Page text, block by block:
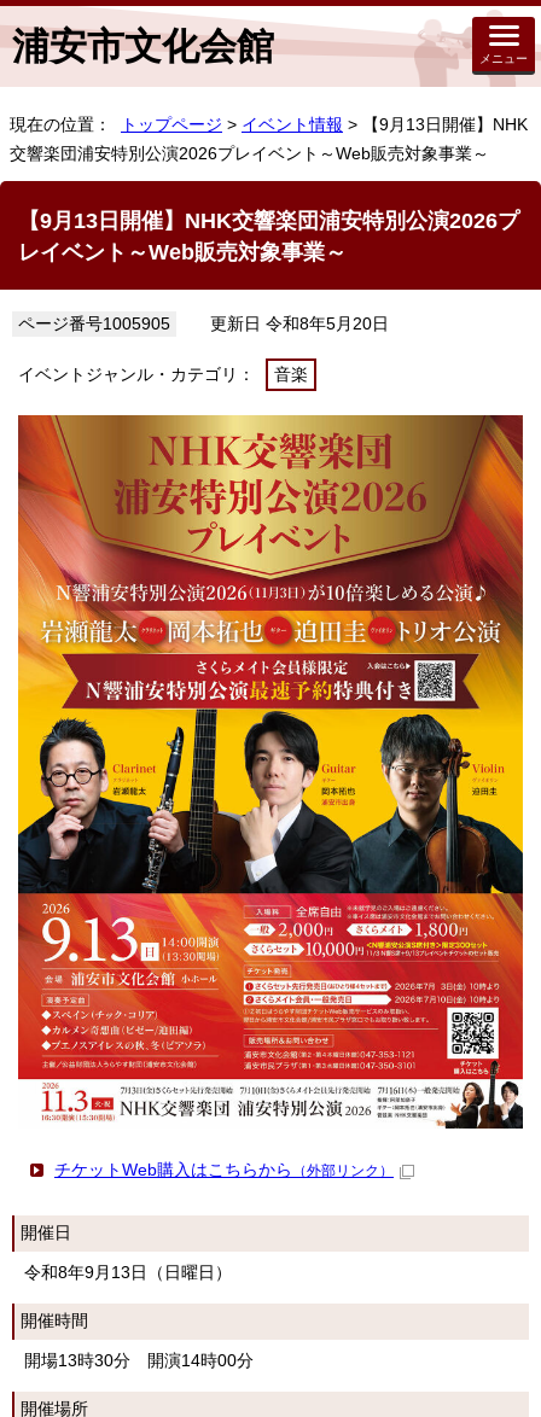
浦安市文化会館 メニュー
現在の位置： トップページ > イベント情報 > 【9月13日開催】NHK
交響楽団浦安特別公演2026プレイベント～Web販売対象事業～
【9月13日開催】NHK交響楽団浦安特別公演2026プ
レイベント～Web販売対象事業～
ページ番号1005905 更新日 令和8年5月20日
イベントジャンル・カテゴリ： 音楽
チケットWeb購入はこちらから （外部リンク）
開催日
令和8年9月13日（日曜日）
開催時間
開場13時30分 開演14時00分
開催場所